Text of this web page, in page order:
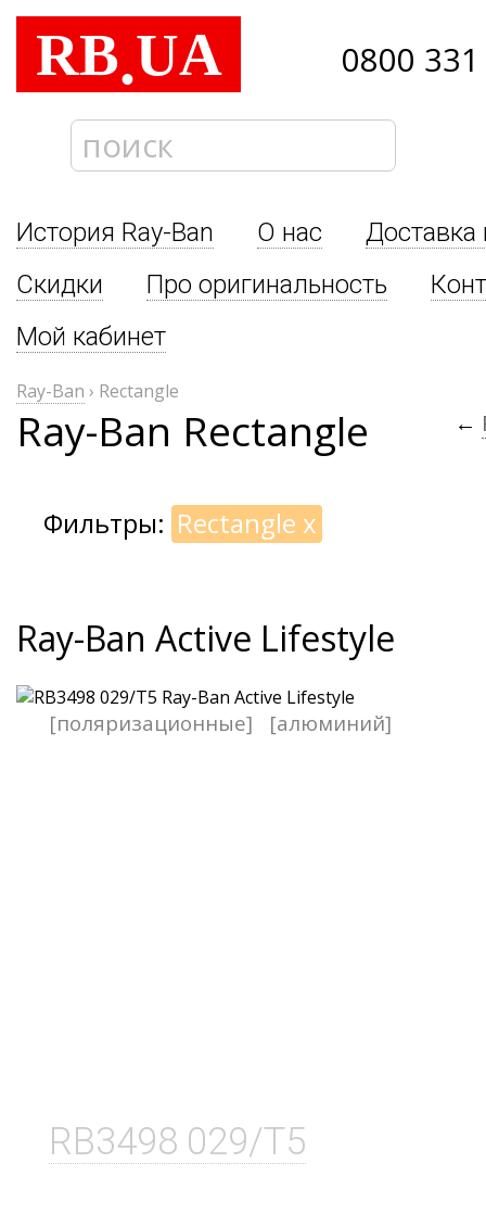
RB.UA 0800
История Ray-Ban О нас
Доставка
Скидки
Про оригинальность
Мой кабинет
Ray-Ban › Rectangle
Ray-Ban Rectangle ←
Фильтры: Rectangle x
Ray-Ban Active Lifestyle
RB3498 029/T5
[поляризационные] [алюминий]